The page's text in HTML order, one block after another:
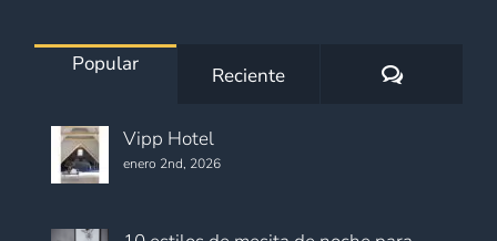
Popular Reciente
Vipp Hotel
enero 2nd, 2026